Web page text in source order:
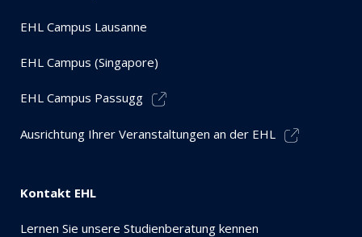
EHL Campus Lausanne
EHL Campus (Singapore)
EHL Campus Passugg
Ausrichtung Ihrer Veranstaltungen an der EHL
Kontakt EHL
Lernen Sie unsere Studienberatung kennen